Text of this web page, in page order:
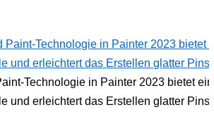
Technologie in Painter 2023 bietet
und erleichtert das Erstellen glatter